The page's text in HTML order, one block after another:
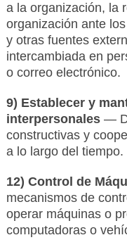
a la organización, la
organización ante
y otras fuentes
intercambiada en
o correo electrónico.
9) Establecer y
interpersonales —
constructivas y
a lo largo del tiempo.
12) Control de
mecanismos de
operar máquinas o
computadoras o